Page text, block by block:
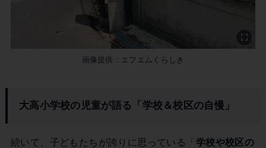
画像提供：エフエムくらしき
大高小学校の児童が語る「学校＆校区の自慢」
続いて、子どもたちが誇りに思っている「学校や校区の